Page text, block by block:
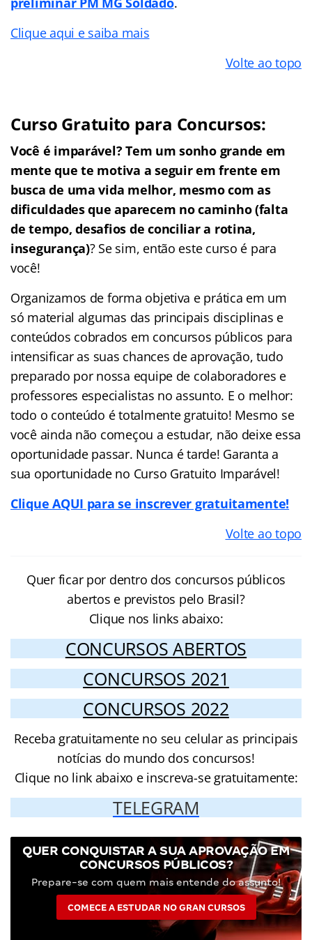
Clique aqui e saiba mais
Volte ao topo
Curso Gratuito para Concursos:
Você é imparável? Tem um sonho grande em
mente que te motiva a seguir em frente em
busca de uma vida melhor, mesmo com as
dificuldades que aparecem no caminho (falta
de tempo, desafios de conciliar a rotina,
insegurança)? Se sim, então este curso é para
você!
Organizamos de forma objetiva e prática em um
só material algumas das principais disciplinas e
conteúdos cobrados em concursos públicos para
intensificar as suas chances de aprovação, tudo
preparado por nossa equipe de colaboradores e
professores especialistas no assunto. E o melhor:
todo o conteúdo é totalmente gratuito! Mesmo se
você ainda não começou a estudar, não deixe essa
oportunidade passar. Nunca é tarde! Garanta a
sua oportunidade no Curso Gratuito Imparável!
Clique AQUI para se inscrever gratuitamente!
Volte ao topo
Quer ficar por dentro dos concursos públicos
abertos e previstos pelo Brasil?
Clique nos links abaixo:
CONCURSOS ABERTOS
CONCURSOS 2021
CONCURSOS 2022
Receba gratuitamente no seu celular as principais
notícias do mundo dos concursos!
Clique no link abaixo e inscreva-se gratuitamente:
TELEGRAM
QUER CONQUISTAR A SUA APROVAÇÃO EM
CONCURSOS PÚBLICOS?
Prepare-se com quem mais entende do assunto!
COMECE A ESTUDAR NO GRAN CURSOS